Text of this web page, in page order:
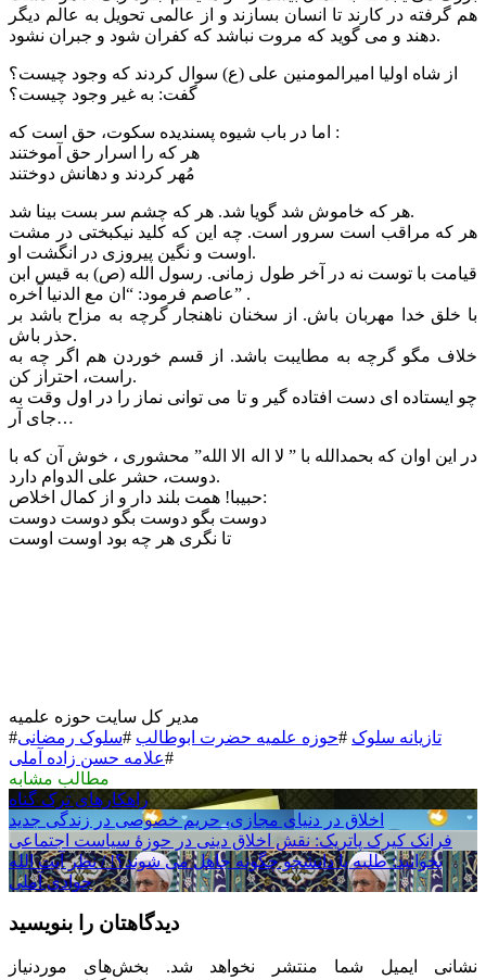
هم گرفته در کارند تا انسان بسازند و از عالمی تحویل به عالم دیگر
دهند و می گوید که مروت نباشد که کفران شود و جبران نشود.
از شاه اولیا امیرالمومنین علی (ع) سوال کردند که وجود چیست؟
گفت: به غیر وجود چیست؟
اما در باب شیوه پسندیده سکوت، حق است که :
هر که را اسرار حق آموختند
مُهر کردند و دهانش دوختند
هر که خاموش شد گویا شد. هر که چشم سر بست بینا شد.
هر که مراقب است سرور است. چه این که کلید نیکبختی در مشت
اوست و نگین پیروزی در انگشت او.
قیامت با توست نه در آخر طول زمانی. رسول الله (ص) به قیس ابن
عاصم فرمود: “ان مع الدنیا آخره” .
با خلق خدا مهربان باش. از سخنان ناهنجار گرچه به مزاح باشد بر
حذر باش.
خلاف مگو گرچه به مطایبت باشد. از قسم خوردن هم اگر چه به
راست، احتراز کن.
چو ایستاده ای دست افتاده گیر و تا می توانی نماز را در اول وقت به
جای آر…
در این اوان که بحمدالله با ” لا اله الا الله” محشوری ، خوش آن که با
دوست، حشر علی الدوام دارد.
حبیبا! همت بلند دار و از کمال اخلاص:
دوست بگو دوست بگو دوست دوست
تا نگری هر چه بود اوست اوست
مدیر کل سایت حوزه علمیه
#
تازیانه سلوک #حوزه علمیه حضرت ابوطالب #سلوک رمضانی
#علامه حسن زاده آملی
مطالب مشابه
راهکارهای ترک گناه
اخلاق در دنیای مجازی، حریم خصوصی در زندگی جدید
فرانک کیرک‌ پاتریک: نقش اخلاق دینی در حوزۀ سیاست اجتماعی
بخوانید: طلبه یا دانشجو چگونه جاهل می شوند؟! / نظر آیت الله
جوادی آملی
دیدگاهتان را بنویسید
نشانی ایمیل شما منتشر نخواهد شد. بخش‌های موردنیاز